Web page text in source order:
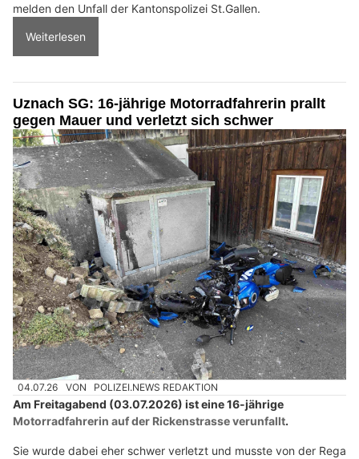
melden den Unfall der Kantonspolizei St.Gallen.
Weiterlesen
Uznach SG: 16-jährige Motorradfahrerin prallt
gegen Mauer und verletzt sich schwer
04.07.26 VON POLIZEI.NEWS REDAKTION
Am Freitagabend (03.07.2026) ist eine 16-jährige
Motorradfahrerin auf der Rickenstrasse verunfallt.
Sie wurde dabei eher schwer verletzt und musste von der Rega